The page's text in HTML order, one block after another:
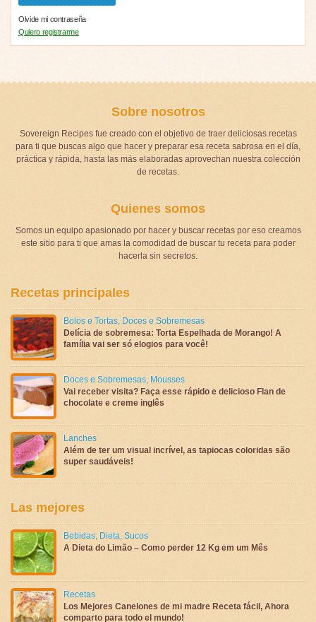
Olvide mi contraseña
Quiero registrarme
Sobre nosotros
Sovereign Recipes fue creado con el objetivo de traer deliciosas recetas
para ti que buscas algo que hacer y preparar esa receta sabrosa en el día,
práctica y rápida, hasta las más elaboradas aprovechan nuestra colección
de recetas.
Quienes somos
Somos un equipo apasionado por hacer y buscar recetas por eso creamos
este sitio para ti que amas la comodidad de buscar tu receta para poder
hacerla sin secretos.
Recetas principales
Bolos e Tortas, Doces e Sobremesas
Delícia de sobremesa: Torta Espelhada de Morango! A
família vai ser só elogios para você!
Doces e Sobremesas, Mousses
Vai receber visita? Faça esse rápido e delicioso Flan de
chocolate e creme inglês
Lanches
Além de ter um visual incrível, as tapiocas coloridas são
super saudáveis!
Las mejores
Bebidas, Dieta, Sucos
A Dieta do Limão – Como perder 12 Kg em um Mês
Recetas
Los Mejores Canelones de mi madre Receta fácil, Ahora
comparto para todo el mundo!